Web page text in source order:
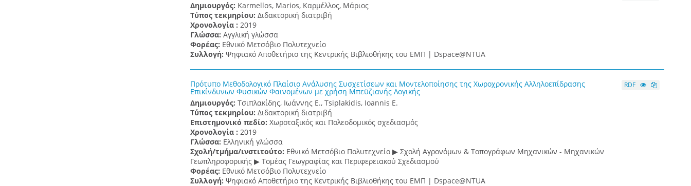
Δημιουργός: Karmellos, Marios, Καρμέλλος, Μάριος
Τύπος τεκμηρίου: Διδακτορική διατριβή
Χρονολογία : 2019
Γλώσσα: Αγγλική γλώσσα
Φορέας: Εθνικό Μετσόβιο Πολυτεχνείο
Συλλογή: Ψηφιακό Αποθετήριο της Κεντρικής Βιβλιοθήκης του ΕΜΠ | Dspace@NTUA
Πρότυπο Μεθοδολογικό Πλαίσιο Ανάλυσης Συσχετίσεων και Μοντελοποίησης της Χωροχρονικής Αλληλοεπίδρασης
Επικίνδυνων Φυσικών Φαινομένων με χρήση Μπεϋζιανής Λογικής
Δημιουργός: Τσιπλακίδης, Ιωάννης Ε., Tsiplakidis, Ioannis E.
Τύπος τεκμηρίου: Διδακτορική διατριβή
Επιστημονικό πεδίο: Χωροταξικός και Πολεοδομικός σχεδιασμός
Χρονολογία : 2019
Γλώσσα: Ελληνική γλώσσα
Σχολή/τμήμα/ινστιτούτο: Εθνικό Μετσόβιο Πολυτεχνείο ▶ Σχολή Αγρονόμων & Τοπογράφων Μηχανικών - Μηχανικών
Γεωπληροφορικής ▶ Τομέας Γεωγραφίας και Περιφερειακού Σχεδιασμού
Φορέας: Εθνικό Μετσόβιο Πολυτεχνείο
Συλλογή: Ψηφιακό Αποθετήριο της Κεντρικής Βιβλιοθήκης του ΕΜΠ | Dspace@NTUA
RDF